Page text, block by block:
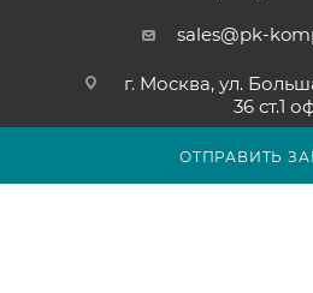
ОТПРАВИТЬ
sales@pk-
г. Москва, ул.
36 ст.1